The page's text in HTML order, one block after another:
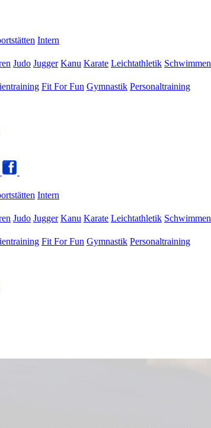
Intern
Judo Jugger Kanu Karate Leichtathletik Schwimmen
Fit For Fun Gymnastik Personaltraining
Intern
Judo Jugger Kanu Karate Leichtathletik Schwimmen
Fit For Fun Gymnastik Personaltraining